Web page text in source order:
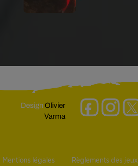
DesignOlivier
Varma
Mentions légales Règlements des jeux